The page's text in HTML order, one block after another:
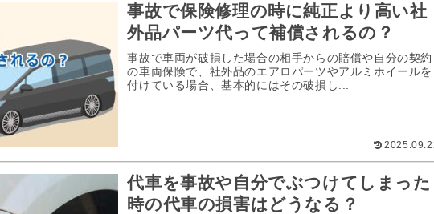
事故で保険修理の時に純正より高い社
外品パーツ代って補償されるの？
事故で車両が破損した場合の相手からの賠償や自分の契約
の車両保険で、社外品のエアロパーツやアルミホイールを
付けている場合、基本的にはその破損し...
代車を事故や自分でぶつけてしまった
時の代車の損害はどうなる？